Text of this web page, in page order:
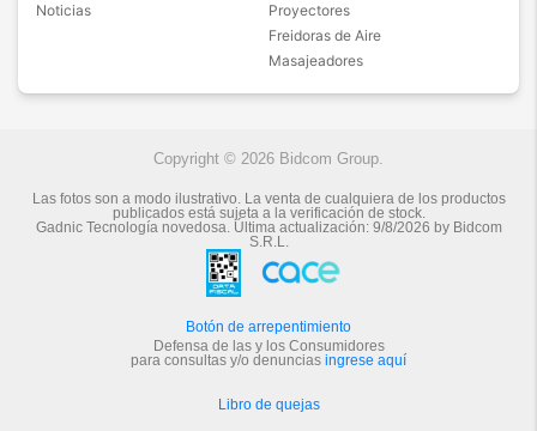
Noticias
Proyectores
Freidoras de Aire
Masajeadores
Copyright © 2026 Bidcom Group.
Las fotos son a modo ilustrativo. La venta de cualquiera de los productos
publicados está sujeta a la verificación de stock.
Gadnic Tecnología novedosa.Última actualización: 9/8/2026 by Bidcom
S.R.L.
Botón de arrepentimiento
Defensa de las y los Consumidores
para consultas y/o denuncias ingrese aquí
Libro de quejas